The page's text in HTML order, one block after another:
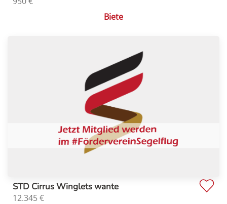
Biete
STD Cirrus Winglets wante
12.345€